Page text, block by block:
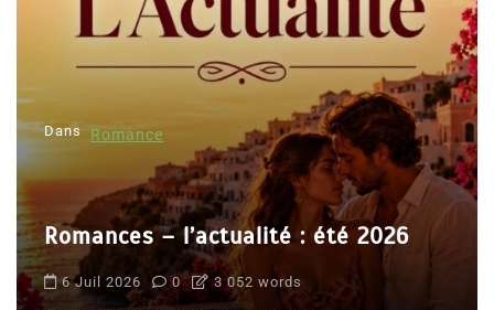
Dans Romance
Romances – l’actualité : été 2026
6 Juil 2026 0 3 052 words